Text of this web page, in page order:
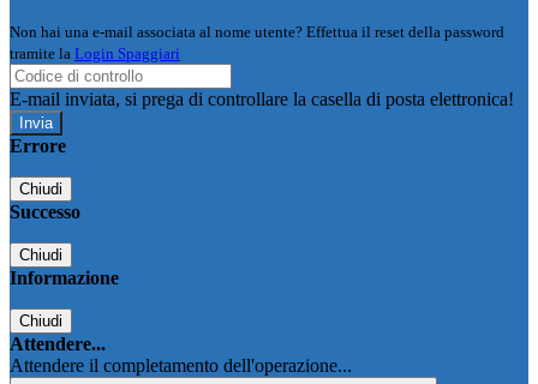
Non hai una e-mail associata al nome utente? Effettua il reset della password
tramite la Login Spaggiari
E-mail inviata, si prega di controllare la casella di posta elettronica!
Errore
Chiudi
Successo
Chiudi
Informazione
Chiudi
Attendere...
Attendere il completamento dell'operazione...